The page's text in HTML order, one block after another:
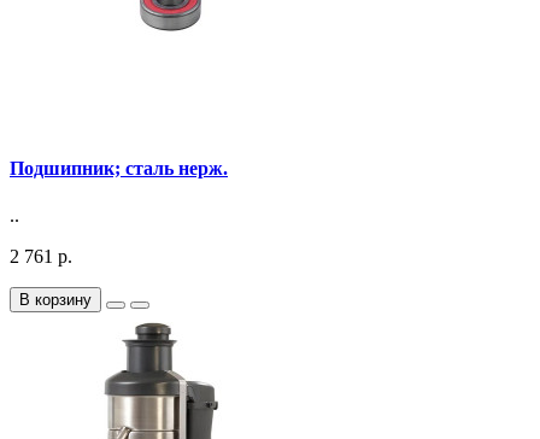
Подшипник; сталь нерж.
..
2 761 р.
В корзину